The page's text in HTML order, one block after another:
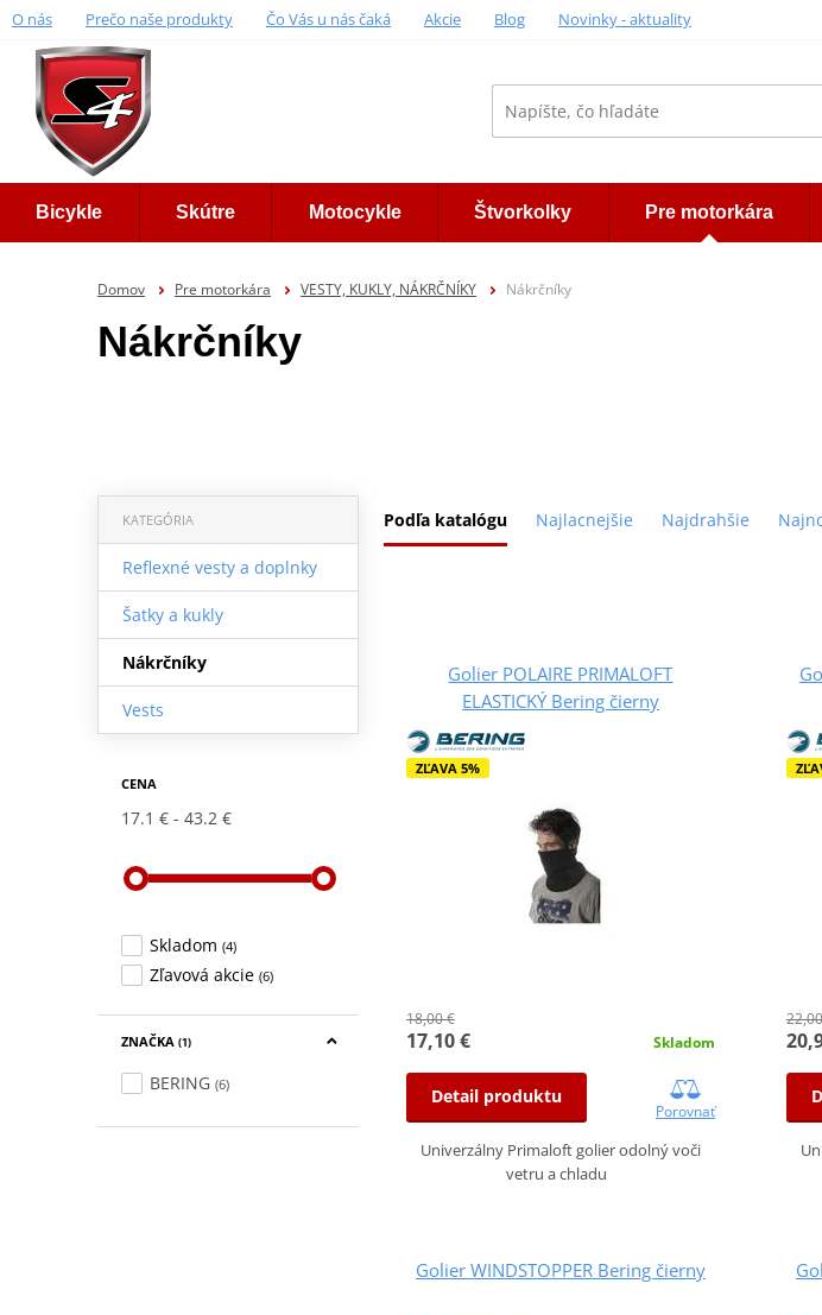
O nás Prečo naše produkty Čo Vás u nás čaká Akcie Blog Novinky - aktuality
Bicykle Skútre Motocykle Štvorkolky Pre motorkára
Domov Pre motorkára VESTY, KUKLY, NÁKRČNÍKY Nákrčníky
Nákrčníky
Podľa katalógu Najlacnejšie Najdrahšie
KATEGÓRIA
Reflexné vesty a doplnky
Šatky a kukly
Nákrčníky
Vests
CENA
17.1 € 43.2 €
Skladom (4)
Zľavová akcie (6)
ZNAČKA (1)
BERING (6)
Golier POLAIRE PRIMALOFT
ELASTICKÝ Bering čierny
ZĽAVA 5%
18,00 €
17,10 € Skladom
Detail produktu
Porovnať
Univerzálny Primaloft golier odolný voči
vetru a chladu
Golier WINDSTOPPER Bering čierny